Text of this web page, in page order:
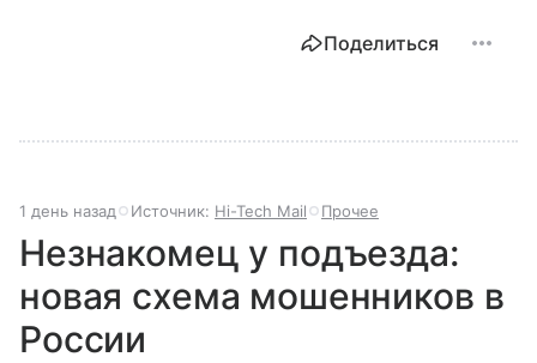
Поделиться
1 день назад Источник: Hi-Tech Mail Прочее
Незнакомец у подъезда:
новая схема мошенников в
России